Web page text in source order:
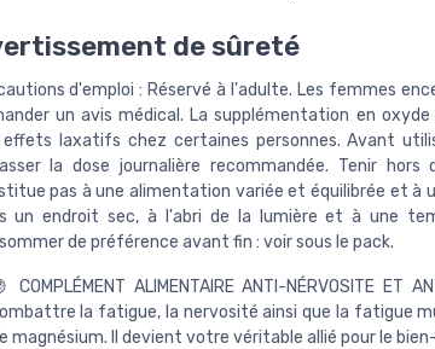
de sûreté
d'emploi : Réservé à l'adulte. Les femmes
un avis médical. La supplémentation en
effets laxatifs chez certaines personnes. Avant
la dose journalière recommandée. Tenir
pas à une alimentation variée et équilibrée et à
un endroit sec, à l'abri de la lumière et à une
de préférence avant fin : voir sous le pack.
COMPLÉMENT ALIMENTAIRE ANTI-NÉRVOSITE ET
la fatigue, la nervosité ainsi que la fatigue
magnésium. Il devient votre véritable allié pour le